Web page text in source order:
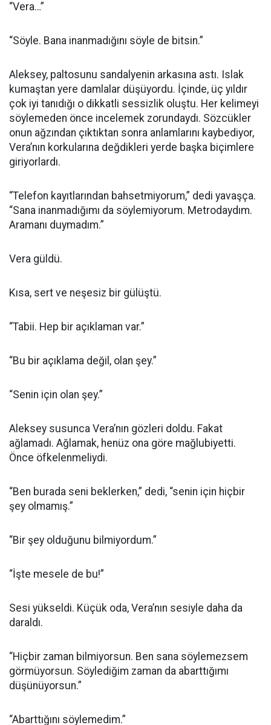
“Vera…”
“Söyle. Bana inanmadığını söyle de bitsin.”
Aleksey, paltosunu sandalyenin arkasına astı. Islak
kumaştan yere damlalar düşüyordu. İçinde, üç yıldır
çok iyi tanıdığı o dikkatli sessizlik oluştu. Her kelimeyi
söylemeden önce incelemek zorundaydı. Sözcükler
onun ağzından çıktıktan sonra anlamlarını kaybediyor,
Vera’nın korkularına değdikleri yerde başka biçimlere
giriyorlardı.
“Telefon kayıtlarından bahsetmiyorum,” dedi yavaşça.
“Sana inanmadığımı da söylemiyorum. Metrodaydım.
Aramanı duymadım.”
Vera güldü.
Kısa, sert ve neşesiz bir gülüştü.
“Tabii. Hep bir açıklaman var.”
“Bu bir açıklama değil, olan şey.”
“Senin için olan şey.”
Aleksey susunca Vera’nın gözleri doldu. Fakat
ağlamadı. Ağlamak, henüz ona göre mağlubiyetti.
Önce öfkelenmeliydi.
“Ben burada seni beklerken,” dedi, “senin için hiçbir
şey olmamış.”
“Bir şey olduğunu bilmiyordum.”
“İşte mesele de bu!”
Sesi yükseldi. Küçük oda, Vera’nın sesiyle daha da
daraldı.
“Hiçbir zaman bilmiyorsun. Ben sana söylemezsem
görmüyorsun. Söylediğim zaman da abarttığımı
düşünüyorsun.”
“Abarttığını söylemedim.”